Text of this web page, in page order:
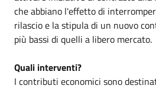
che abbiano l'effetto di
rilascio e la stipula di un nuovo
più bassi di quelli a libero mercato.
Quali interventi?
I contributi economici sono